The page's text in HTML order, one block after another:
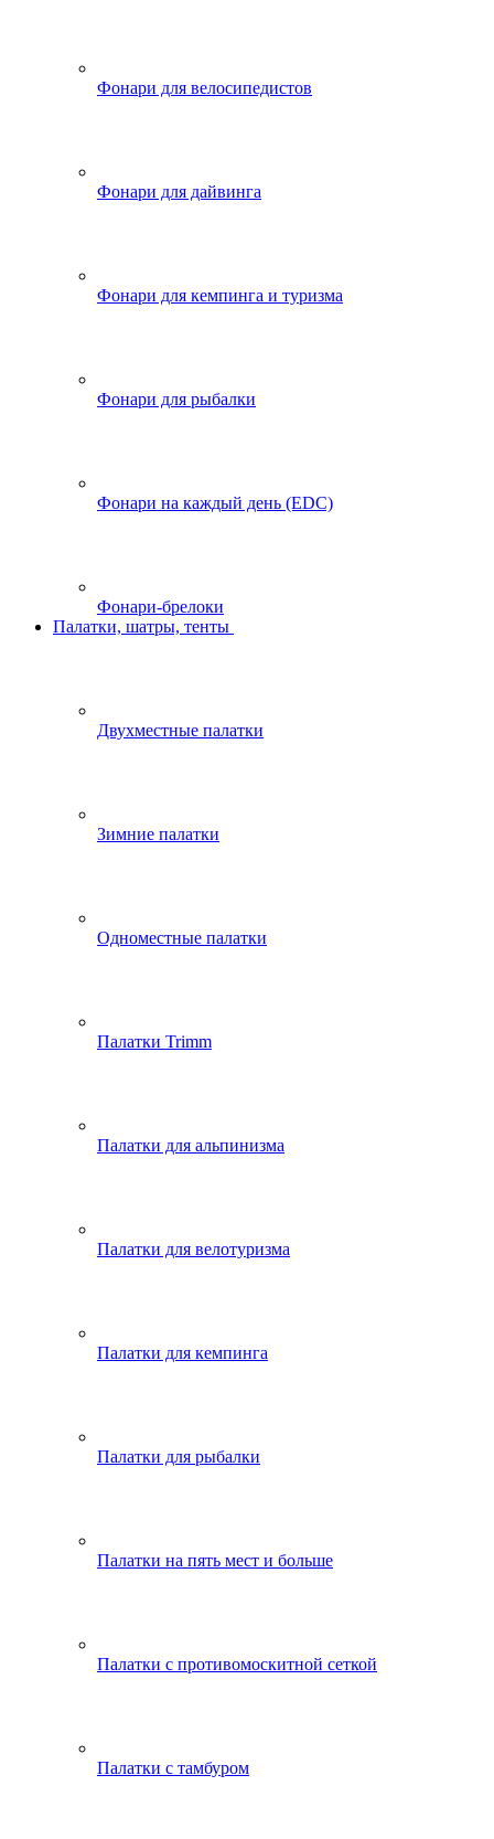
Фонари для велосипедистов
Фонари для дайвинга
Фонари для кемпинга и туризма
Фонари для рыбалки
Фонари на каждый день (EDC)
Фонари-брелоки
Палатки, шатры, тенты
Двухместные палатки
Зимние палатки
Одноместные палатки
Палатки Trimm
Палатки для альпинизма
Палатки для велотуризма
Палатки для кемпинга
Палатки для рыбалки
Палатки на пять мест и больше
Палатки с противомоскитной сеткой
Палатки с тамбуром